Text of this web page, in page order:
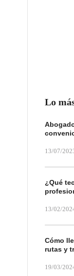
Lo
13/07/
¿Qué
13/02/
Cómo
rutas y
19/03/